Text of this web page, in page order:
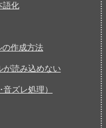
語化
作成方法
読み込めない
ズレ処理）